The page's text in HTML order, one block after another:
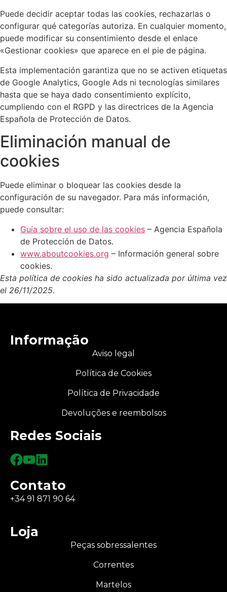
Puede decidir aceptar todas las cookies, rechazarlas o
configurar qué categorías autoriza. En cualquier momento,
puede modificar su consentimiento desde el enlace
«Gestionar cookies» que aparece en el pie de página.
Esta implementación garantiza que no se activen etiquetas
de Google Analytics, Google Ads ni tecnologías similares
hasta que se haya dado consentimiento explícito,
cumpliendo con el RGPD y las directrices de la Agencia
Española de Protección de Datos.
Eliminación manual de
cookies
Puede eliminar o bloquear las cookies desde la
configuración de su navegador. Para más información,
puede consultar:
Guía sobre el uso de las cookies – Agencia Española
de Protección de Datos.
www.aboutcookies.org – Información general sobre
cookies.
Esta política de cookies ha sido actualizada por última vez
el 26/11/2025.
Informação
Aviso legal
Política de Cookies
Política de Privacidade
Devoluções e reembolsos
Redes Sociais
Contato
+34 91 871 90 64
Loja
Peças sobressalentes
Correntes
Martelos